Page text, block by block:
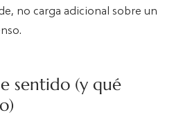
no carga adicional sobre un
sentido (y qué